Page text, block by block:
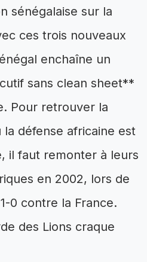
sénégalaise sur la
ces trois nouveaux
enchaîne un
sans clean sheet**
Pour retrouver la
défense africaine est
il faut remonter à leurs
en 2002, lors de
0 contre la France.
des Lions craque